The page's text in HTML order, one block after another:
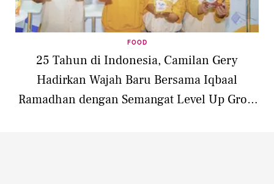
FOOD
25 Tahun di Indonesia, Camilan Gery
Hadirkan Wajah Baru Bersama Iqbaal
Ramadhan dengan Semangat Level Up Grow